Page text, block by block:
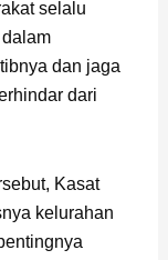
selalu
dan jaga
dari
Kasat
kelurahan